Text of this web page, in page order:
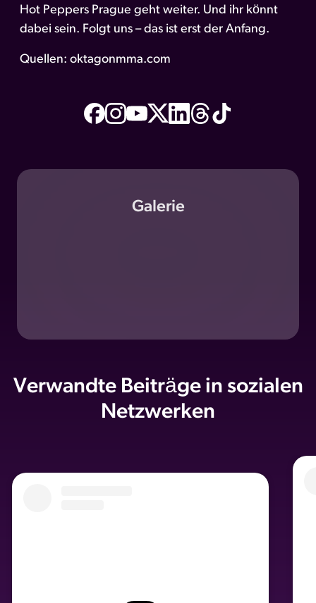
Hot Peppers Prague geht weiter. Und ihr könnt
dabei sein. Folgt uns – das ist erst der Anfang.
Quellen: oktagonmma.com
Galerie
Verwandte Beiträge in sozialen
Netzwerken